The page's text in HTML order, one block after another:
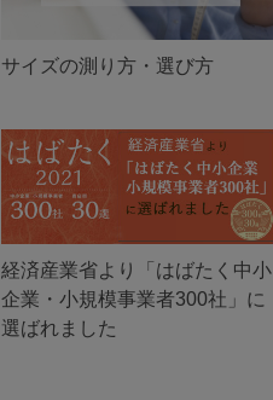
サイズの測り方・選び方
経済産業省より「はばたく中小
企業・小規模事業者300社」に
選ばれました